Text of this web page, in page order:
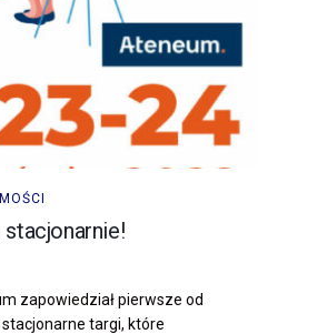
zapowiedział pierwsze od
targi, które